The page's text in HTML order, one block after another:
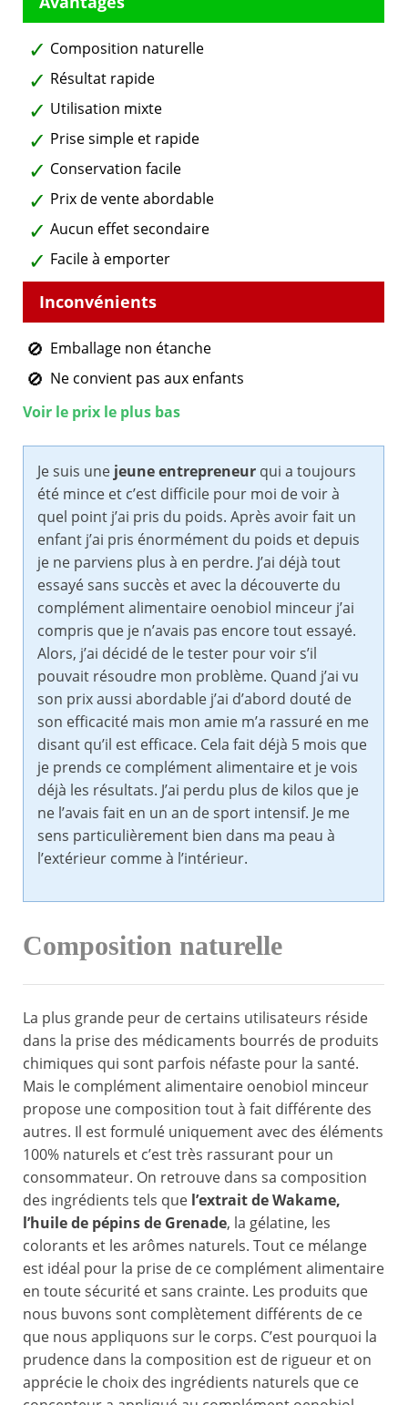
Composition naturelle
Résultat rapide
Utilisation mixte
Prise simple et rapide
Conservation facile
Prix de vente abordable
Aucun effet secondaire
Facile à emporter
Emballage non étanche
Ne convient pas aux enfants
Voir le prix le plus bas
Je suis une jeune entrepreneur qui a toujours
été mince et c’est difficile pour moi de voir à
quel point j’ai pris du poids. Après avoir fait un
enfant j’ai pris énormément du poids et depuis
je ne parviens plus à en perdre. J’ai déjà tout
essayé sans succès et avec la découverte du
complément alimentaire oenobiol minceur j’ai
compris que je n’avais pas encore tout essayé.
Alors, j’ai décidé de le tester pour voir s’il
pouvait résoudre mon problème. Quand j’ai vu
son prix aussi abordable j’ai d’abord douté de
son efficacité mais mon amie m’a rassuré en me
disant qu’il est efficace. Cela fait déjà 5 mois que
je prends ce complément alimentaire et je vois
déjà les résultats. J’ai perdu plus de kilos que je
ne l’avais fait en un an de sport intensif. Je me
sens particulièrement bien dans ma peau à
l’extérieur comme à l’intérieur.
Composition naturelle
La plus grande peur de certains utilisateurs réside
dans la prise des médicaments bourrés de produits
chimiques qui sont parfois néfaste pour la santé.
Mais le complément alimentaire oenobiol minceur
propose une composition tout à fait différente des
autres. Il est formulé uniquement avec des éléments
100% naturels et c’est très rassurant pour un
consommateur. On retrouve dans sa composition
des ingrédients tels que l’extrait de Wakame,
l’huile de pépins de Grenade, la gélatine, les
colorants et les arômes naturels. Tout ce mélange
est idéal pour la prise de ce complément alimentaire
en toute sécurité et sans crainte. Les produits que
nous buvons sont complètement différents de ce
que nous appliquons sur le corps. C’est pourquoi la
prudence dans la composition est de rigueur et on
apprécie le choix des ingrédients naturels que ce